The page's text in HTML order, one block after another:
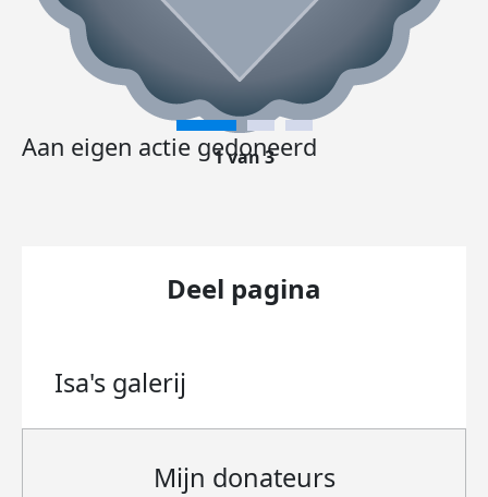
Aan eigen actie gedoneerd
1 van 3
Deel pagina
Isa's galerij
Mijn donateurs